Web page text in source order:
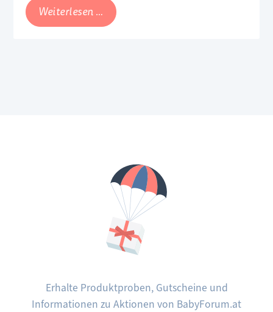
Weiterlesen … Fünf
Spielsachen
Erhalte Produktproben, Gutscheine und
Informationen zu Aktionen von BabyForum.at